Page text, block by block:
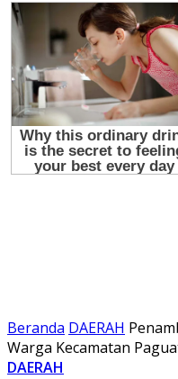
Beranda DAERAH
Warga Kecamatan
DAERAH